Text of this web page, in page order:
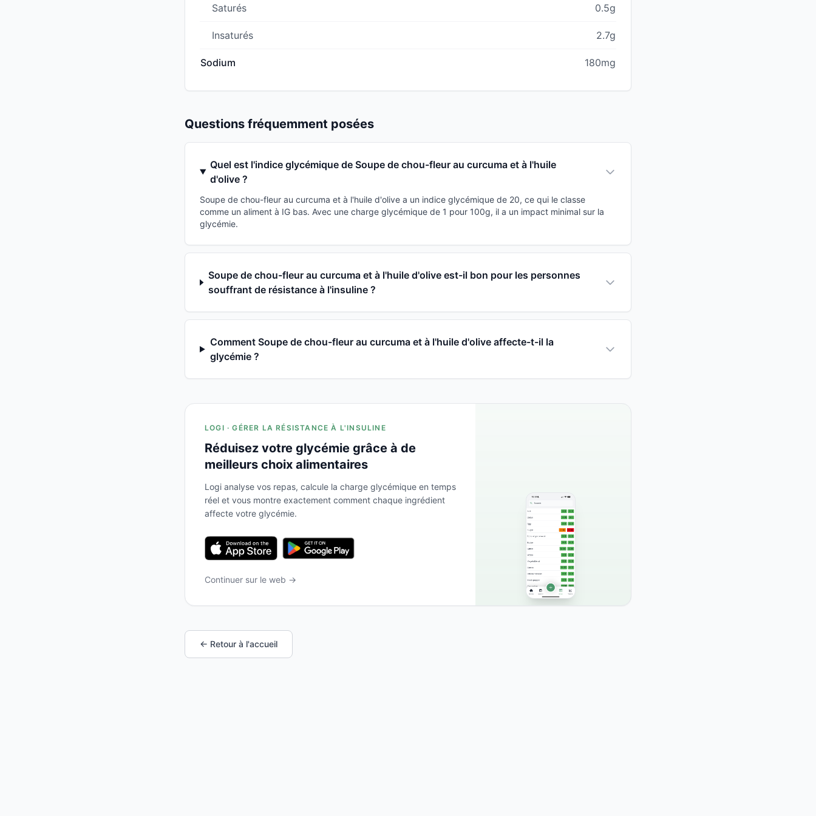
Saturés 0.5g
Insaturés 2.7g
Sodium 180mg
Questions fréquemment posées
Quel est l'indice glycémique de Soupe de chou-fleur au curcuma et à l'huile
d'olive ?
Soupe de chou-fleur au curcuma et à l'huile d'olive a un indice glycémique de 20, ce qui le classe
comme un aliment à IG bas. Avec une charge glycémique de 1 pour 100g, il a un impact minimal sur la
glycémie.
Soupe de chou-fleur au curcuma et à l'huile d'olive est-il bon pour les personnes
souffrant de résistance à l'insuline ?
Comment Soupe de chou-fleur au curcuma et à l'huile d'olive affecte-t-il la
glycémie ?
LOGI · GÉRER LA RÉSISTANCE À L'INSULINE
Réduisez votre glycémie grâce à de
meilleurs choix alimentaires
Logi analyse vos repas, calcule la charge glycémique en temps
réel et vous montre exactement comment chaque ingrédient
affecte votre glycémie.
Continuer sur le web →
← Retour à l'accueil